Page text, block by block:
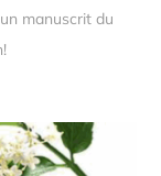
manuscrit du